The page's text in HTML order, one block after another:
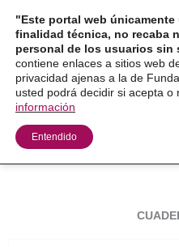
contenido
"Este portal web
finalidad técnica, no recaba
personal de los usuarios sin
contiene enlaces a sitios web
privacidad ajenas a la de
usted podrá decidir si acepta o
información
Entendido